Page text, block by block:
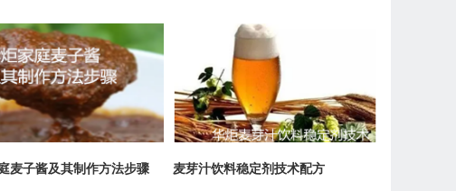
麦子酱及其制作方法步骤 麦芽汁饮料稳定剂技术配方